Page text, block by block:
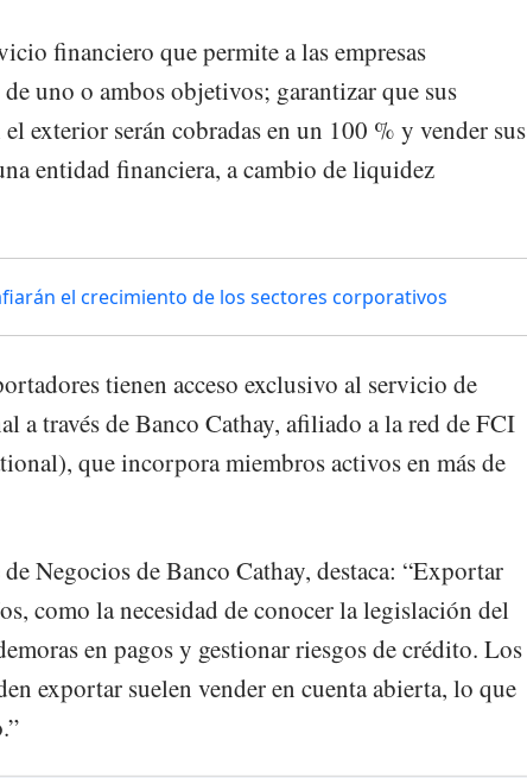
financiero que permite a las empresas
uno o ambos objetivos; garantizar que sus
exterior serán cobradas en un 100 % y vender sus
entidad financiera, a cambio de liquidez
el crecimiento de los sectores corporativos
tienen acceso exclusivo al servicio de
a través de Banco Cathay, afiliado a la red de FCI
que incorpora miembros activos en más de
Negocios de Banco Cathay, destaca: “Exportar
como la necesidad de conocer la legislación del
en pagos y gestionar riesgos de crédito. Los
exportar suelen vender en cuenta abierta, lo que